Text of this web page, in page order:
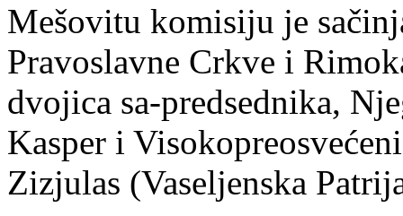
Mešovitu komisiju je
Pravoslavne Crkve i
dvojica sa-predsednika,
Kasper i
Zizjulas (Vaseljenska